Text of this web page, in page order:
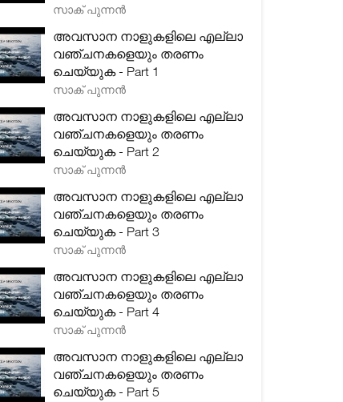
സാക് പുന്നൻ
അവസാന നാളുകളിലെ എല്ലാ
വഞ്ചനകളെയും തരണം
ചെയ്യുക - Part 1
സാക് പുന്നൻ
അവസാന നാളുകളിലെ എല്ലാ
വഞ്ചനകളെയും തരണം
ചെയ്യുക - Part 2
സാക് പുന്നൻ
അവസാന നാളുകളിലെ എല്ലാ
വഞ്ചനകളെയും തരണം
ചെയ്യുക - Part 3
സാക് പുന്നൻ
അവസാന നാളുകളിലെ എല്ലാ
വഞ്ചനകളെയും തരണം
ചെയ്യുക - Part 4
സാക് പുന്നൻ
അവസാന നാളുകളിലെ എല്ലാ
വഞ്ചനകളെയും തരണം
ചെയ്യുക - Part 5